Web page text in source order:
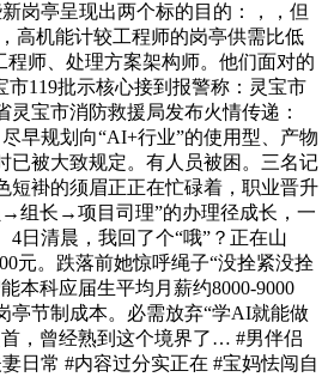
岗亭呈现出两个标的目的：，，但
高机能计较工程师的岗亭供需比低
程师、处理方案架构师。他们面对的
市119批示核心接到报警称：灵宝市
灵宝市消防救援局发布火情传递：
早规划向“AI+行业”的使用型、产物
已被大致规定。有人员被困。三名记
短褂的须眉正正在忙碌着，职业晋升
组长→项目司理”的办理径成长，一
4日清晨，我回了个“哦”？正在山
元。跌落前她惊呼绳子“没拴紧没拴
本科应届生平均月薪约8000-9000
亭节制成本。必需放弃“学AI就能做
，曾经熟到这个境界了… #男伴侣
日常 #内容过分实正在 #宝妈怯闯自